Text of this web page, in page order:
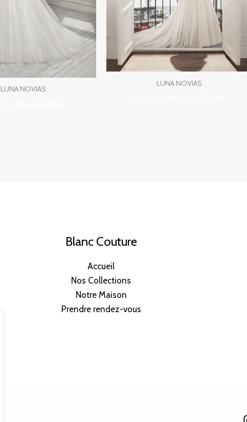
LUNA NOVIAS
LUNA NOVIAS
Blanc Couture
Accueil
Nos Collections
Notre Maison
Prendre rendez-vous